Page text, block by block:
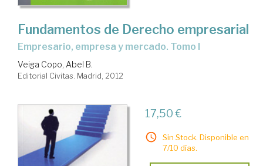
Fundamentos de Derecho empresarial
Empresario, empresa y mercado. Tomo I
Veiga Copo, Abel B.
Editorial Civitas. Madrid, 2012
17,50 €
Sin Stock. Disponible en
7/10 días.